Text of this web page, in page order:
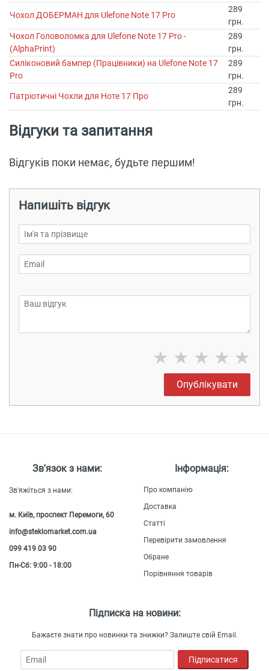
Чохол ДОБЕРМАН для Ulefone Note 17 Pro
289
грн.
Чохол Головоломка для Ulefone Note 17 Pro -
(AlphaPrint)
289
грн.
Силіконовий бампер (Працівники) на Ulefone Note 17
Pro
289
грн.
Патріотичні Чохли для Ноте 17 Про
289
грн.
Відгуки та запитання
Відгуків поки немає, будьте першим!
Напишіть відгук
★ ★ ★ ★ ★
Опублікувати
Зв'язок з нами:
Зв'яжіться з нами:
м. Київ, проспект Перемоги, 60
info@steklomarket.com.ua
099 419 03 90
Пн-Сб: 9:00 - 18:00
Інформація:
Про компанію
Доставка
Статті
Перевірити замовлення
Обране
Порівняння товарів
Підписка на новини:
Бажаєте знати про новинки та знижки? Залиште свій Email.
Email Підписатися